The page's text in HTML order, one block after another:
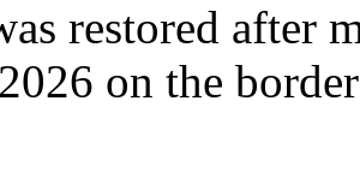
restored after
on the